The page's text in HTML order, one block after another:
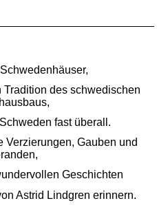
des schwedischen
fast überall.
Verzierungen, Gauben und
Geschichten
Astrid Lindgren erinnern.